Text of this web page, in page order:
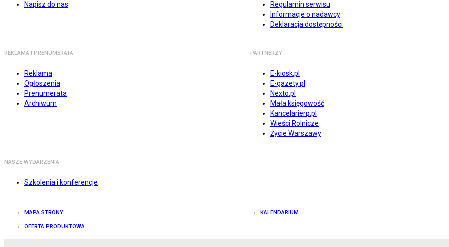
Napisz do nas
Regulamin serwisu
Informacje o nadawcy
Deklaracja dostępności
REKLAMA I PRENUMERATA
Reklama
Ogłoszenia
Prenumerata
Archiwum
PARTNERZY
E-kiosk.pl
E-gazety.pl
Nexto.pl
Mała księgowość
Kancelarierp.pl
Wieści Rolnicze
Życie Warszawy
NASZE WYDARZENIA
Szkolenia i konferencje
MAPA STRONY KALENDARIUM
OFERTA PRODUKTOWA